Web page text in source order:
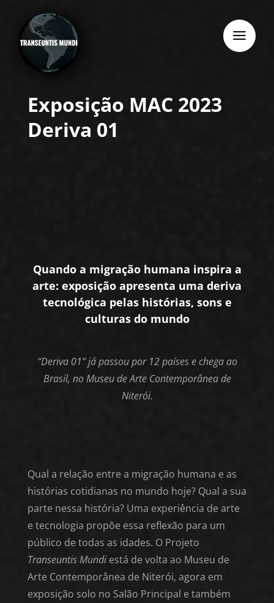
content
Exposição MAC 2023
Deriva 01
Quando a migração humana inspira a
arte: exposição apresenta uma deriva
tecnológica pelas histórias, sons e
culturas do mundo
“Deriva 01” já passou por 12 países e chega ao
Brasil, no Museu de Arte Contemporânea de
Niterói.
Qual a relação entre a migração humana e as
histórias cotidianas no mundo hoje? Qual a sua
parte nessa história? Uma experiência de arte
e tecnologia propõe essa reflexão para um
público de todas as idades. O Projeto
Transeuntis Mundiestá de volta ao Museu de
Arte Contemporânea de Niterói, agora em
exposição solo no Salão Principal e também